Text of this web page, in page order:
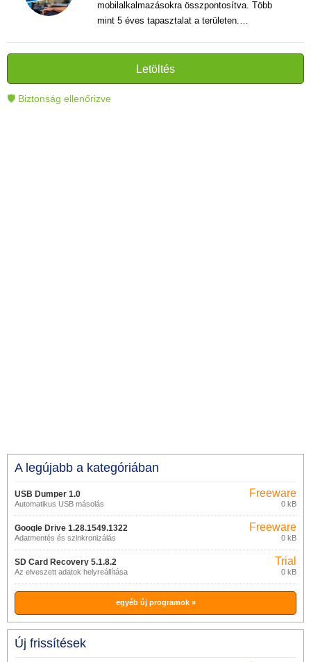
mobilalkalmazásokra összpontosítva. Több
mint 5 éves tapasztalat a területen.
és informatív szövegek alkotója, amelyek
segítik az olvasókat a modern technológia jobb
megértésében és használatában.
Letöltés
🛡 Biztonság ellenőrizve
A legújabb a kategóriában
USB Dumper 1.0
Automatikus USB másolás
Freeware
0 kB
Google Drive 1.28.1549.1322
Adatmentés és szinkronizálás
(alkalmazás)
Freeware
0 kB
SD Card Recovery 5.1.8.2
Az elveszett adatok helyreállítása
Trial
0 kB
egyéb új programok »
Új frissítések